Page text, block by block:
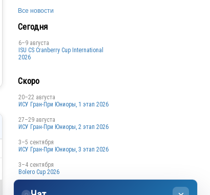
Все новости
Сегодня
6–9 августа
ISU CS Cranberry Cup International
2026
Скоро
20–22 августа
ИСУ Гран-При Юниоры, 1 этап 2026
27–29 августа
ИСУ Гран-При Юниоры, 2 этап 2026
3–5 сентября
ИСУ Гран-При Юниоры, 3 этап 2026
3–4 сентября
Bolero Cup 2026